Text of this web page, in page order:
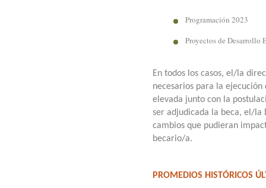
Programación 2023
Proyectos de Desarrollo
En todos los casos, el/la
necesarios para la
elevada junto con la
ser adjudicada la beca, el/
cambios que pudieran
becario/a.
PROMEDIOS HISTÓRICOS